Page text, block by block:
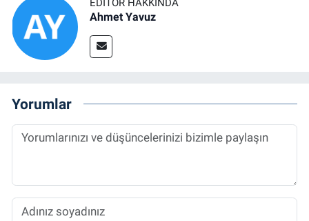
EDITÖR HAKKINDA
Ahmet Yavuz
Yorumlar